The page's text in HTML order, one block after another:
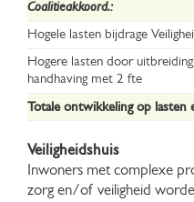
Coalitieakkoord.:
Hogele lasten bijdrage
Hogere lasten door
handhaving met 2 fte
Totale ontwikkeling op lasten
Veiligheidshuis
Inwoners met complexe
zorg en/of veiligheid